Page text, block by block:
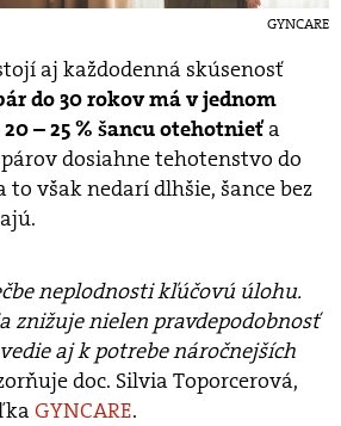
GYNCARE
aj každodenná skúsenosť
do 30 rokov má v jednom
– 25 % šancu otehotnieťa
dosiahne tehotenstvo do
to však nedarí dlhšie, šance bez
neplodnosti kľúčovú úlohu.
znižuje nielen pravdepodobnosť
aj k potrebe náročnejších
doc. Silvia Toporcerová,
GYNCARE.